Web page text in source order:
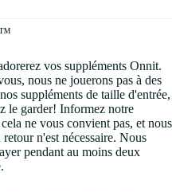
™
vos suppléments Onnit.
nous ne jouerons pas à des
suppléments de taille d'entrée,
le garder! Informez notre
ne vous convient pas, et nous
n'est nécessaire. Nous
pendant au moins deux